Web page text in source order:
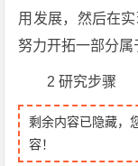
用发展，然后在
努力开拓一部分属
2 研究步骤
剩余内容已隐藏，
容！